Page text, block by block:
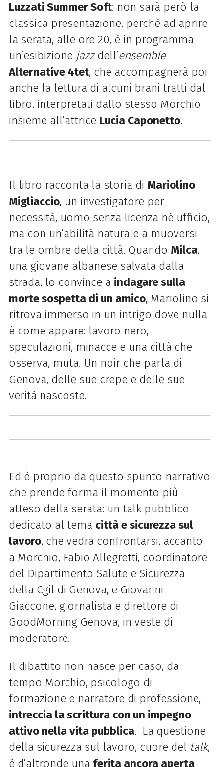
Luzzati Summer Soft: non sarà però la
classica presentazione, perchè ad aprire
la serata, alle ore 20, è in programma
un’esibizione jazzdell’ensemble
Alternative 4tet, che accompagnerà poi
anche la lettura di alcuni brani tratti dal
libro, interpretati dallo stesso Morchio
insieme all’attrice Lucia Caponetto.
Il libro racconta la storia di Mariolino
Migliaccio, un investigatore per
necessità, uomo senza licenza né ufficio,
ma con un’abilità naturale a muoversi
tra le ombre della città. Quando Milca,
una giovane albanese salvata dalla
strada, lo convince a indagare sulla
morte sospetta di un amico, Mariolino si
ritrova immerso in un intrigo dove nulla
è come appare: lavoro nero,
speculazioni, minacce e una città che
osserva, muta. Un noir che parla di
Genova, delle sue crepe e delle sue
verità nascoste.
Ed è proprio da questo spunto narrativo
che prende forma il momento più
atteso della serata: un talk pubblico
dedicato al tema città e sicurezza sul
lavoro, che vedrà confrontarsi, accanto
a Morchio, Fabio Allegretti, coordinatore
del Dipartimento Salute e Sicurezza
della Cgil di Genova, e Giovanni
Giaccone, giornalista e direttore di
GoodMorning Genova, in veste di
moderatore.
Il dibattito non nasce per caso, da
tempo Morchio, psicologo di
formazione e narratore di professione,
intreccia la scrittura con un impegno
attivo nella vita pubblica. La questione
della sicurezza sul lavoro, cuore del talk,
è d’altronde una ferita ancora aperta